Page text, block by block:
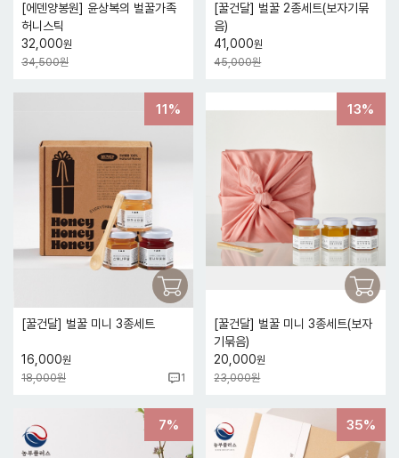
[에덴양봉원] 윤상복의 벌꿀가족
허니스틱
32,000원
34,500원
[꿀건달] 벌꿀 2종세트(보자기묶
음)
41,000원
45,000원
11%
[꿀건달] 벌꿀 미니 3종세트
16,000원
18,000원
1
13%
[꿀건달] 벌꿀 미니 3종세트(보자
기묶음)
20,000원
23,000원
7% 35%